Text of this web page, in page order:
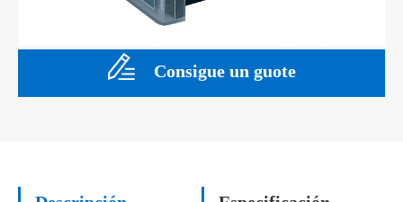
Consigue un guote